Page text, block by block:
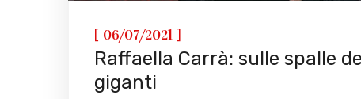
[ 06/07/2021 ]
Raffaella Carrà: sulle spalle
giganti